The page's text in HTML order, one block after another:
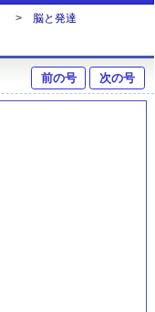
脳と発達
前の号 次の号